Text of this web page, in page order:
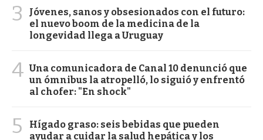
3
Jóvenes, sanos y obsesionados con el futuro:
el nuevo boom de la medicina de la
longevidad llega a Uruguay
4 Una comunicadora de Canal 10 denunció que
un ómnibus la atropelló, lo siguió y enfrentó
al chofer: "En shock"
5
Hígado graso: seis bebidas que pueden
ayudar a cuidar la salud hepática y los